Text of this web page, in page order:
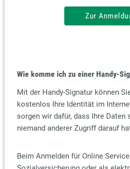
Zur
Wie komme ich zu einer Handy-
Mit der Handy-Signatur können
kostenlos Ihre Identität im
sorgen wir dafür, dass Ihre Daten
niemand anderer Zugriff darauf
Beim Anmelden für Online